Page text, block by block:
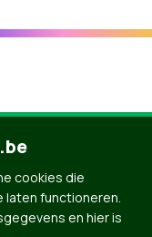
cookies die
laten functioneren.
en hier is